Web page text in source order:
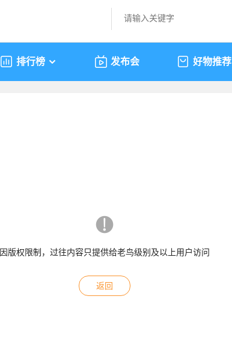
排行榜 发布会 好物推荐
因版权限制，过往内容只提供给老鸟级别及以上用户访问
返回